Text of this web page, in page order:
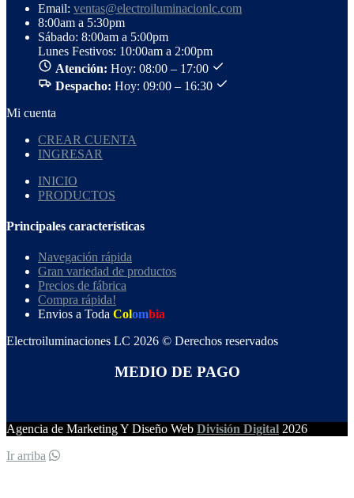
Email: ventas@electroiluminacionlc.com
8:00am a 5:30pm
Sábado: 8:00am a 5:00pm
Lunes Festivos: 10:00am a 2:00pm
Atención: Hoy: 08:00 – 17:00
Despacho: Hoy: 09:00 – 16:30
Mi cuenta
CREAR CUENTA
INGRESAR
INICIO
PRODUCTOS
Principales características
Navegación rápida
Gran variedad de productos
Precios de fábrica
Compra rápida!
Envios a Toda Colombia
Electroiluminaciones LC 2026 © Derechos reservados
MEDIO DE PAGO
Agencia de Marketing Y Diseño Web División Digital 2026
Ir arriba